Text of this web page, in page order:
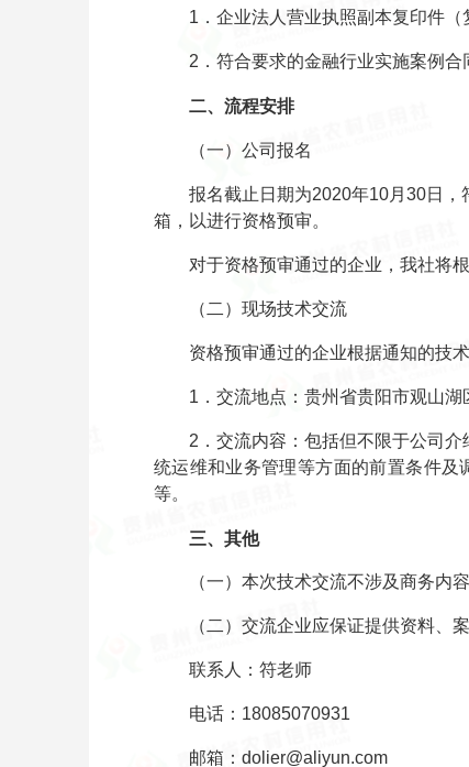
1．企业法人营业执照副本复印件（
2．符合要求的金融行业实施案例合
二、流程安排
（一）公司报名
报名截止日期为2020年10月30日，符
箱，以进行资格预审。
对于资格预审通过的企业，我社将根
（二）现场技术交流
资格预审通过的企业根据通知的技术
1．交流地点：贵州省贵阳市观山湖
2．交流内容：包括但不限于公司介
统运维和业务管理等方面的前置条件
等。
三、其他
（一）本次技术交流不涉及商务内容
（二）交流企业应保证提供资料、案
联系人：符老师
电话：18085070931
邮箱：dolier@aliyun.com